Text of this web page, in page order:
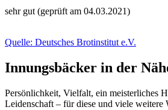
sehr gut (geprüft am 04.03.2021)
Quelle: Deutsches Brotinstitut e.V.
Innungsbäcker in der
Persönlichkeit, Vielfalt, ein meisterliches
Leidenschaft – für diese und viele weitere